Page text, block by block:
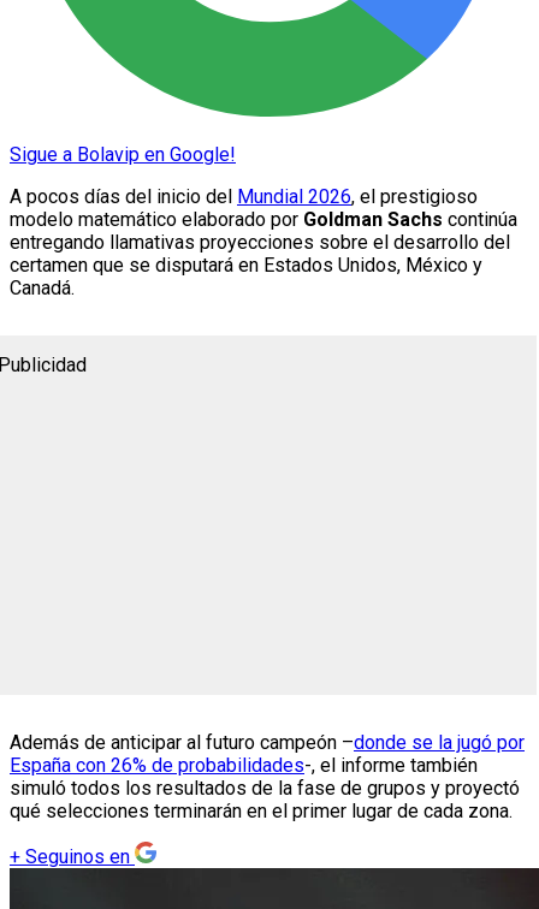
Sigue a Bolavip en Google!
A pocos días del inicio del Mundial 2026, el prestigioso
modelo matemático elaborado por Goldman Sachs continúa
entregando llamativas proyecciones sobre el desarrollo del
certamen que se disputará en Estados Unidos, México y
Canadá.
Además de anticipar al futuro campeón –donde se la jugó por
España con 26% de probabilidades-, el informe también
simuló todos los resultados de la fase de grupos y proyectó
qué selecciones terminarán en el primer lugar de cada zona.
+ Seguinos en